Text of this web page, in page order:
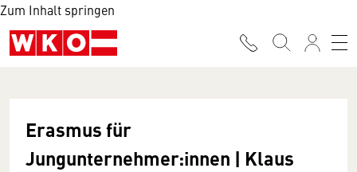
Zum Inhalt springen
Erasmus für
Jungunternehmer:innen | Klaus